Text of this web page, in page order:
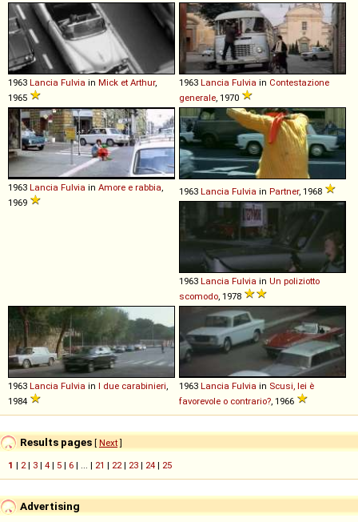
1963 Lancia Fulvia in Mick et Arthur,
1965
1963 Lancia Fulvia in Contestazione
generale, 1970
1963 Lancia Fulvia in Amore e rabbia,
1969
1963 Lancia Fulvia in Partner, 1968
1963 Lancia Fulvia in Un poliziotto
scomodo, 1978
1963 Lancia Fulvia in I due carabinieri,
1984
1963 Lancia Fulvia in Scusi, lei è
favorevole o contrario?, 1966
Results pages [ Next]
1 | 2| 3 | 4 | 5 | 6 | ... | 21 | 22| 23 | 24 | 25
Advertising